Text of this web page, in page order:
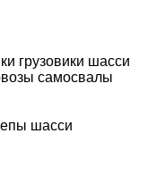
грузовики шасси
самосвалы
шасси